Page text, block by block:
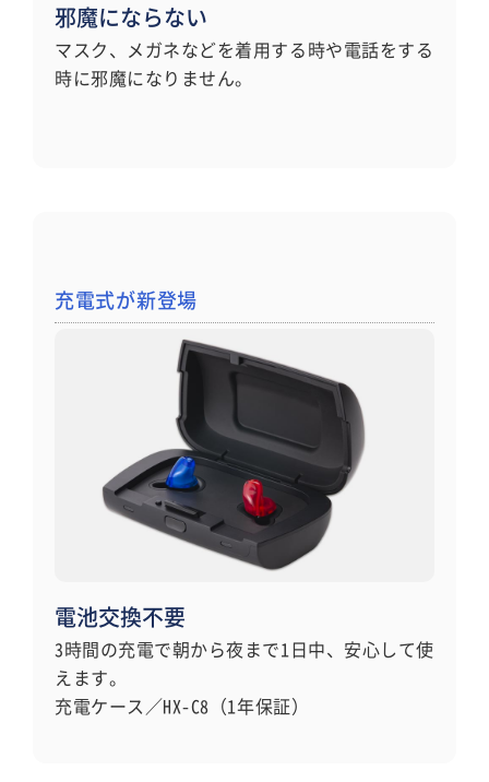
邪魔にならない
マスク、メガネなどを着用する時や電話をする
時に邪魔になりません。
充電式が新登場
電池交換不要
3時間の充電で朝から夜まで1日中、安心して使
えます。
充電ケース／HX-C8（1年保証）